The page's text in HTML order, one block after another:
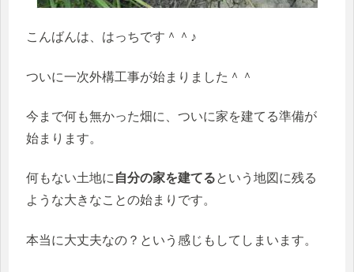
こんばんは、はっちです＾＾♪
ついに一次外構工事が始まりました＾＾
今まで何も無かった畑に、ついに家を建てる準備が
始まります。
何もない土地に 自分の家を建てるという地図に残る
ような大きなことの始まりです。
本当に大丈夫なの？という感じもしてしまいます。